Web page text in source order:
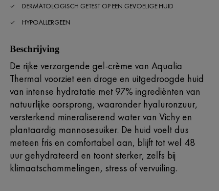
DERMATOLOGISCH GETEST OP EEN GEVOELIGE HUID
HYPOALLERGEEN
Beschrijving
De rijke verzorgende gel-crème van Aqualia
Thermal voorziet een droge en uitgedroogde huid
van intense hydratatie met 97% ingrediënten van
natuurlijke oorsprong, waaronder hyaluronzuur,
versterkend mineraliserend water van Vichy en
plantaardig mannosesuiker. De huid voelt dus
meteen fris en comfortabel aan, blijft tot wel 48
uur gehydrateerd en toont sterker, zelfs bij
klimaatschommelingen, stress of vervuiling.